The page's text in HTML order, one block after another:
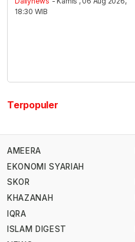
18:30 WIB
Terpopuler
AMEERA
EKONOMI SYARIAH
SKOR
KHAZANAH
IQRA
ISLAM DIGEST